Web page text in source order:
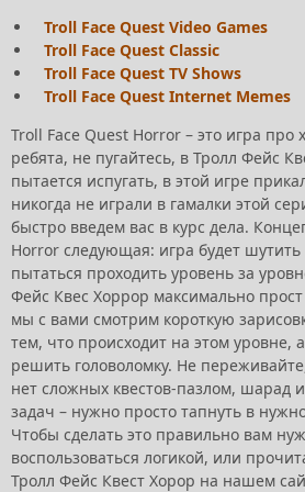
Troll Face Quest Video Games
Troll Face Quest Classic
Troll Face Quest TV Shows
Troll Face Quest Internet Memes
Troll Face Quest Horror – это игра про
ребята, не пугайтесь, в Тролл Фейс
пытается испугать, в этой игре
никогда не играли в гамалки этой
быстро введем вас в курс дела.
Horror следующая: игра будет
пытаться проходить уровень за
Фейс Квес Хоррор максимально
мы с вами смотрим короткую
тем, что происходит на этом уровне,
решить головоломку. Не
нет сложных квестов-пазлом, шарад
задач – нужно просто тапнуть в
Чтобы сделать это правильно вам
воспользоваться логикой, или
Тролл Фейс Квест Хорор на нашем